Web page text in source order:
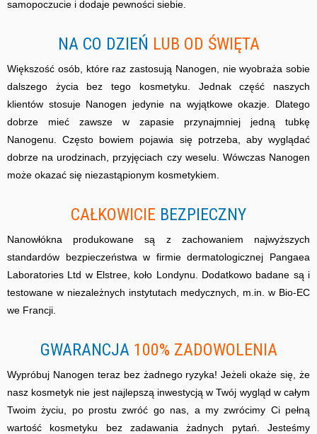
samopoczucie i dodaje pewności siebie.
NA CO DZIEŃ LUB OD ŚWIĘTA
Większość osób, które raz zastosują Nanogen, nie wyobraża sobie
dalszego życia bez tego kosmetyku. Jednak część naszych
klientów stosuje Nanogen jedynie na wyjątkowe okazje. Dlatego
dobrze mieć zawsze w zapasie przynajmniej jedną tubkę
Nanogenu. Często bowiem pojawia się potrzeba, aby wyglądać
dobrze na urodzinach, przyjęciach czy weselu. Wówczas Nanogen
może okazać się niezastąpionym kosmetykiem.
CAŁKOWICIE BEZPIECZNY
Nanowłókna produkowane są z zachowaniem najwyższych
standardów bezpieczeństwa w firmie dermatologicznej Pangaea
Laboratories Ltd w Elstree, koło Londynu. Dodatkowo badane są i
testowane w niezależnych instytutach medycznych, m.in. w Bio-EC
we Francji.
GWARANCJA 100% ZADOWOLENIA
Wypróbuj Nanogen teraz bez żadnego ryzyka! Jeżeli okaże się, że
nasz kosmetyk nie jest najlepszą inwestycją w Twój wygląd w całym
Twoim życiu, po prostu zwróć go nas, a my zwrócimy Ci pełną
wartość kosmetyku bez zadawania żadnych pytań. Jesteśmy